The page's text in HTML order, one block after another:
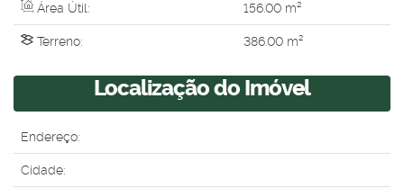
Área Útil: 156.00 m²
Terreno: 386.00 m²
Localização do Imóvel
Endereço:
Cidade: